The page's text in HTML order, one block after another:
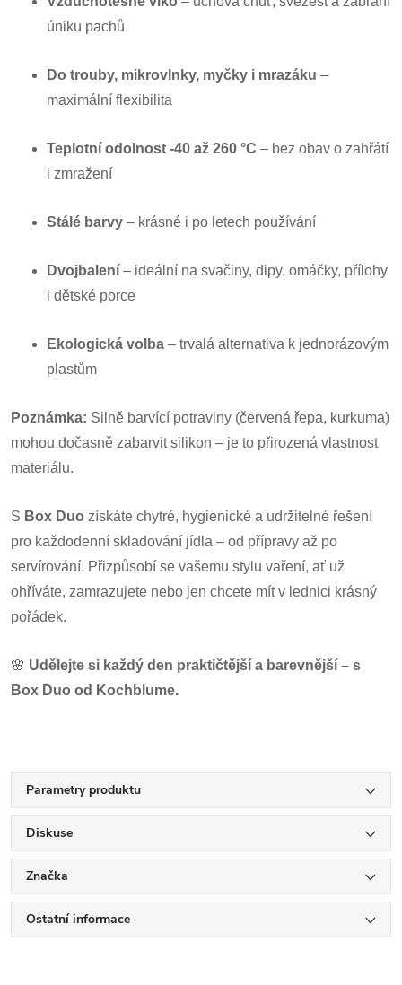
úniku pachů
Do trouby, mikrovlnky, myčky i mrazáku –
maximální flexibilita
Teplotní odolnost -40 až 260 °C – bez obav o zahřátí
i zmražení
Stálé barvy – krásné i po letech používání
Dvojbalení – ideální na svačiny, dipy, omáčky, přílohy
i dětské porce
Ekologická volba – trvalá alternativa k jednorázovým
plastům
Poznámka: Silně barvící potraviny (červená řepa, kurkuma)
mohou dočasně zabarvit silikon – je to přirozená vlastnost
materiálu.
S Box Duo získáte chytré, hygienické a udržitelné řešení
pro každodenní skladování jídla – od přípravy až po
servírování. Přizpůsobí se vašemu stylu vaření, ať už
ohříváte, zamrazujete nebo jen chcete mít v lednici krásný
pořádek.
🌸 Udělejte si každý den praktičtější a barevnější – s
Box Duo od Kochblume.
Parametry produktu
Diskuse
Značka
Ostatní informace